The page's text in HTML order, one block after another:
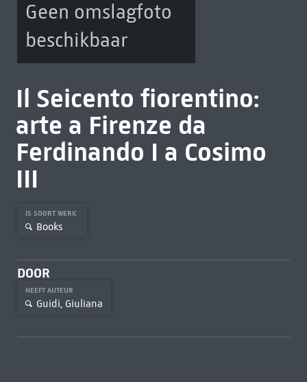
Geen omslagfoto
beschikbaar
Il Seicento fiorentino:
arte a Firenze da
Ferdinando I a Cosimo
III
IS SOORT WERK
Books
DOOR
HEEFT AUTEUR
Guidi, Giuliana